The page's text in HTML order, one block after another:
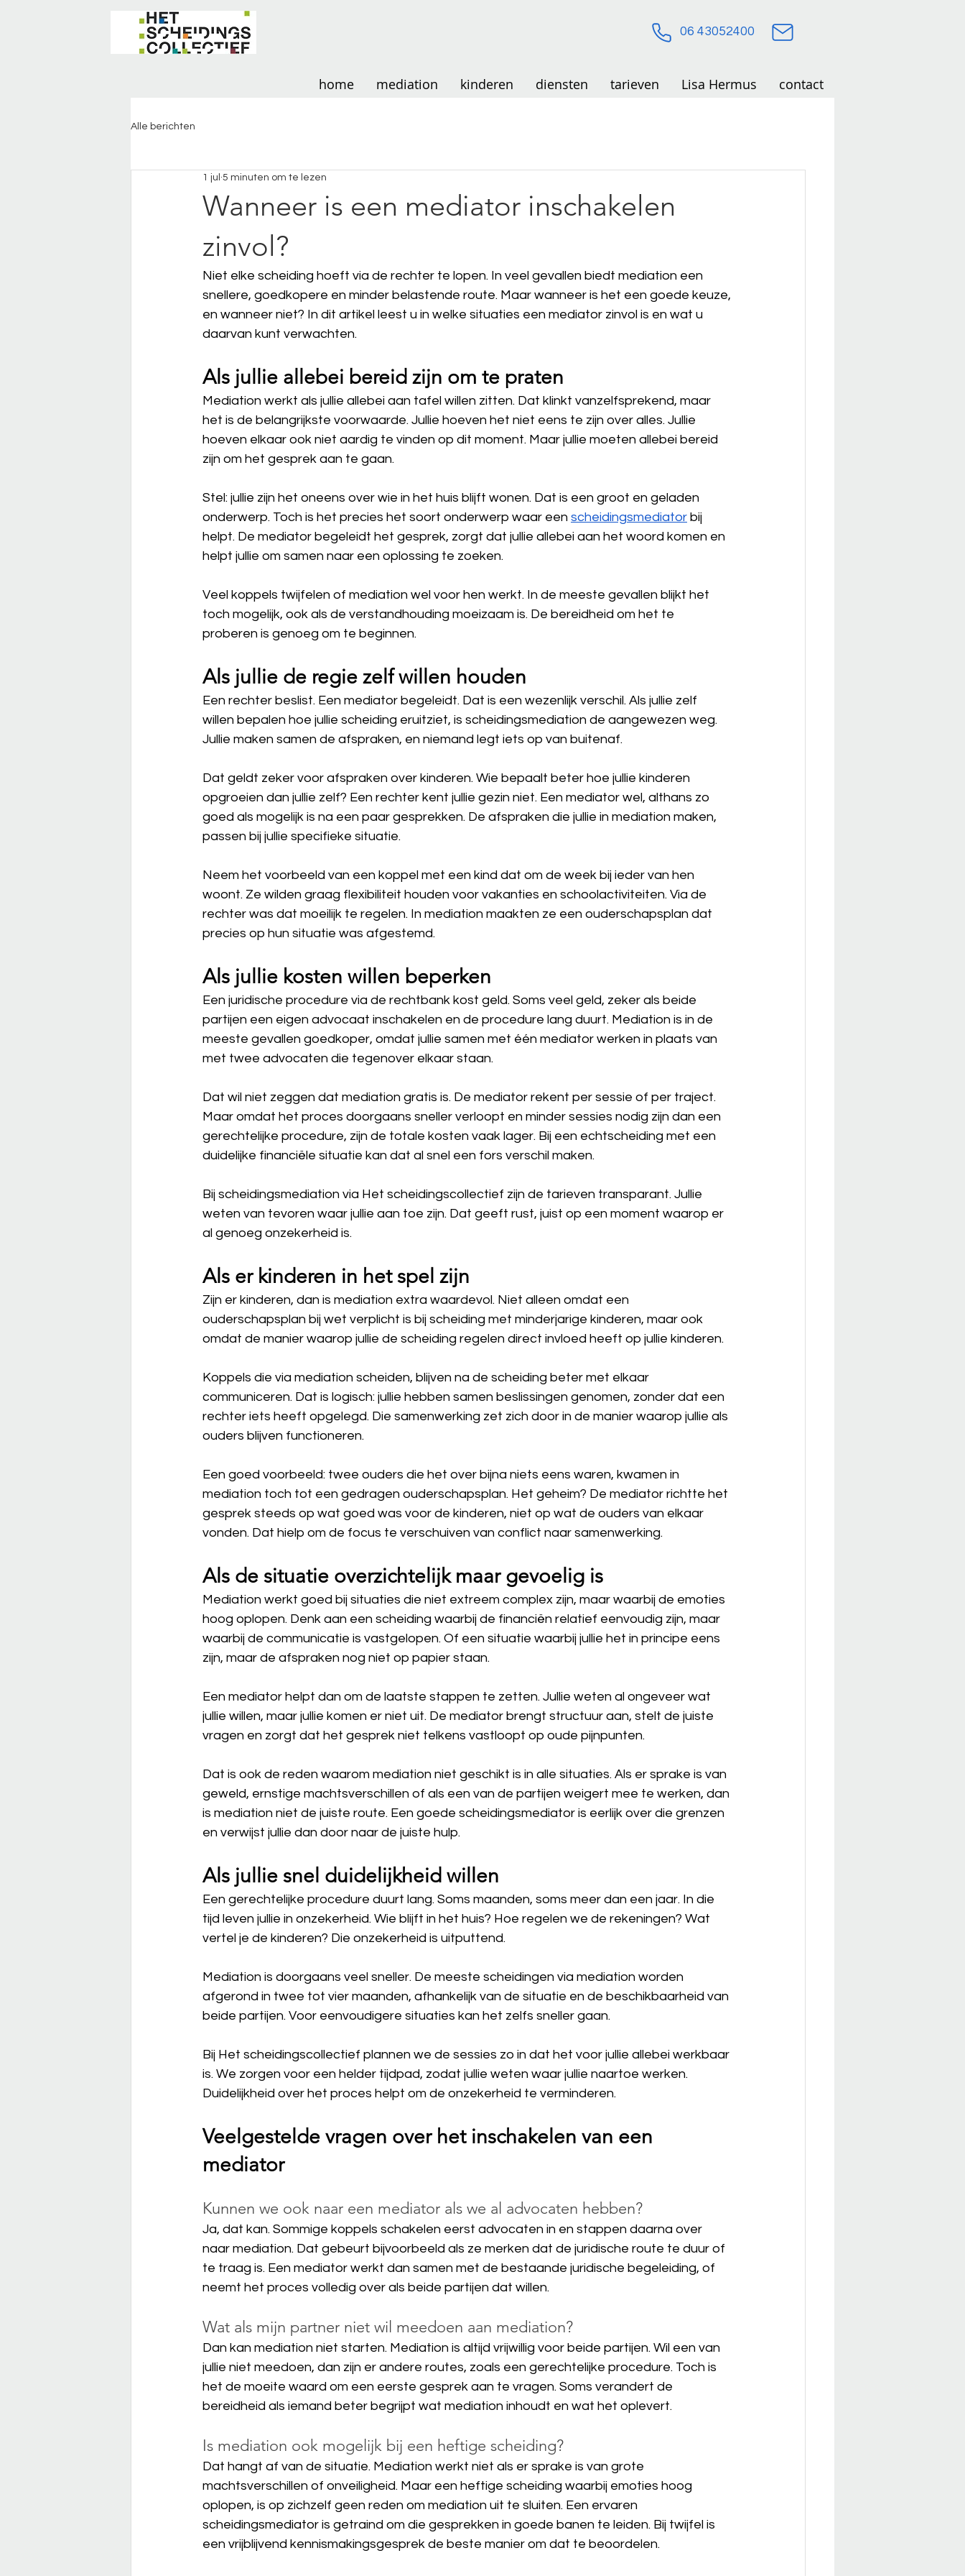
06 43052400
home mediation kinderen diensten tarieven Lisa Hermus contact
Alle berichten
Wanneer is een mediator inschakelen
zinvol?
1 jul 5 minuten om te lezen
Niet elke scheiding hoeft via de rechter te lopen. In veel gevallen biedt mediation een
snellere, goedkopere en minder belastende route. Maar wanneer is het een goede keuze,
en wanneer niet? In dit artikel leest u in welke situaties een mediator zinvol is en wat u
daarvan kunt verwachten.
Als jullie allebei bereid zijn om te praten
Mediation werkt als jullie allebei aan tafel willen zitten. Dat klinkt vanzelfsprekend, maar
het is de belangrijkste voorwaarde. Jullie hoeven het niet eens te zijn over alles. Jullie
hoeven elkaar ook niet aardig te vinden op dit moment. Maar jullie moeten allebei bereid
zijn om het gesprek aan te gaan.
Stel: jullie zijn het oneens over wie in het huis blijft wonen. Dat is een groot en geladen
onderwerp. Toch is het precies het soort onderwerp waar een scheidingsmediator bij
helpt. De mediator begeleidt het gesprek, zorgt dat jullie allebei aan het woord komen en
helpt jullie om samen naar een oplossing te zoeken.
Veel koppels twijfelen of mediation wel voor hen werkt. In de meeste gevallen blijkt het
toch mogelijk, ook als de verstandhouding moeizaam is. De bereidheid om het te
proberen is genoeg om te beginnen.
Als jullie de regie zelf willen houden
Een rechter beslist. Een mediator begeleidt. Dat is een wezenlijk verschil. Als jullie zelf
willen bepalen hoe jullie scheiding eruitziet, is scheidingsmediation de aangewezen weg.
Jullie maken samen de afspraken, en niemand legt iets op van buitenaf.
Dat geldt zeker voor afspraken over kinderen. Wie bepaalt beter hoe jullie kinderen
opgroeien dan jullie zelf? Een rechter kent jullie gezin niet. Een mediator wel, althans zo
goed als mogelijk is na een paar gesprekken. De afspraken die jullie in mediation maken,
passen bij jullie specifieke situatie.
Neem het voorbeeld van een koppel met een kind dat om de week bij ieder van hen
woont. Ze wilden graag flexibiliteit houden voor vakanties en schoolactiviteiten. Via de
rechter was dat moeilijk te regelen. In mediation maakten ze een ouderschapsplan dat
precies op hun situatie was afgestemd.
Als jullie kosten willen beperken
Een juridische procedure via de rechtbank kost geld. Soms veel geld, zeker als beide
partijen een eigen advocaat inschakelen en de procedure lang duurt. Mediation is in de
meeste gevallen goedkoper, omdat jullie samen met één mediator werken in plaats van
met twee advocaten die tegenover elkaar staan.
Dat wil niet zeggen dat mediation gratis is. De mediator rekent per sessie of per traject.
Maar omdat het proces doorgaans sneller verloopt en minder sessies nodig zijn dan een
gerechtelijke procedure, zijn de totale kosten vaak lager. Bij een echtscheiding met een
duidelijke financiële situatie kan dat al snel een fors verschil maken.
Bij scheidingsmediation via Het scheidingscollectief zijn de tarieven transparant. Jullie
weten van tevoren waar jullie aan toe zijn. Dat geeft rust, juist op een moment waarop er
al genoeg onzekerheid is.
Als er kinderen in het spel zijn
Zijn er kinderen, dan is mediation extra waardevol. Niet alleen omdat een
ouderschapsplan bij wet verplicht is bij scheiding met minderjarige kinderen, maar ook
omdat de manier waarop jullie de scheiding regelen direct invloed heeft op jullie kinderen.
Koppels die via mediation scheiden, blijven na de scheiding beter met elkaar
communiceren. Dat is logisch: jullie hebben samen beslissingen genomen, zonder dat een
rechter iets heeft opgelegd. Die samenwerking zet zich door in de manier waarop jullie als
ouders blijven functioneren.
Een goed voorbeeld: twee ouders die het over bijna niets eens waren, kwamen in
mediation toch tot een gedragen ouderschapsplan. Het geheim? De mediator richtte het
gesprek steeds op wat goed was voor de kinderen, niet op wat de ouders van elkaar
vonden. Dat hielp om de focus te verschuiven van conflict naar samenwerking.
Als de situatie overzichtelijk maar gevoelig is
Mediation werkt goed bij situaties die niet extreem complex zijn, maar waarbij de emoties
hoog oplopen. Denk aan een scheiding waarbij de financiën relatief eenvoudig zijn, maar
waarbij de communicatie is vastgelopen. Of een situatie waarbij jullie het in principe eens
zijn, maar de afspraken nog niet op papier staan.
Een mediator helpt dan om de laatste stappen te zetten. Jullie weten al ongeveer wat
jullie willen, maar jullie komen er niet uit. De mediator brengt structuur aan, stelt de juiste
vragen en zorgt dat het gesprek niet telkens vastloopt op oude pijnpunten.
Dat is ook de reden waarom mediation niet geschikt is in alle situaties. Als er sprake is van
geweld, ernstige machtsverschillen of als een van de partijen weigert mee te werken, dan
is mediation niet de juiste route. Een goede scheidingsmediator is eerlijk over die grenzen
en verwijst jullie dan door naar de juiste hulp.
Als jullie snel duidelijkheid willen
Een gerechtelijke procedure duurt lang. Soms maanden, soms meer dan een jaar. In die
tijd leven jullie in onzekerheid. Wie blijft in het huis? Hoe regelen we de rekeningen? Wat
vertel je de kinderen? Die onzekerheid is uitputtend.
Mediation is doorgaans veel sneller. De meeste scheidingen via mediation worden
afgerond in twee tot vier maanden, afhankelijk van de situatie en de beschikbaarheid van
beide partijen. Voor eenvoudigere situaties kan het zelfs sneller gaan.
Bij Het scheidingscollectief plannen we de sessies zo in dat het voor jullie allebei werkbaar
is. We zorgen voor een helder tijdpad, zodat jullie weten waar jullie naartoe werken.
Duidelijkheid over het proces helpt om de onzekerheid te verminderen.
Veelgestelde vragen over het inschakelen van een
mediator
Kunnen we ook naar een mediator als we al advocaten hebben?
Ja, dat kan. Sommige koppels schakelen eerst advocaten in en stappen daarna over
naar mediation. Dat gebeurt bijvoorbeeld als ze merken dat de juridische route te duur of
te traag is. Een mediator werkt dan samen met de bestaande juridische begeleiding, of
neemt het proces volledig over als beide partijen dat willen.
Wat als mijn partner niet wil meedoen aan mediation?
Dan kan mediation niet starten. Mediation is altijd vrijwillig voor beide partijen. Wil een van
jullie niet meedoen, dan zijn er andere routes, zoals een gerechtelijke procedure. Toch is
het de moeite waard om een eerste gesprek aan te vragen. Soms verandert de
bereidheid als iemand beter begrijpt wat mediation inhoudt en wat het oplevert.
Is mediation ook mogelijk bij een heftige scheiding?
Dat hangt af van de situatie. Mediation werkt niet als er sprake is van grote
machtsverschillen of onveiligheid. Maar een heftige scheiding waarbij emoties hoog
oplopen, is op zichzelf geen reden om mediation uit te sluiten. Een ervaren
scheidingsmediator is getraind om die gesprekken in goede banen te leiden. Bij twijfel is
een vrijblijvend kennismakingsgesprek de beste manier om dat te beoordelen.